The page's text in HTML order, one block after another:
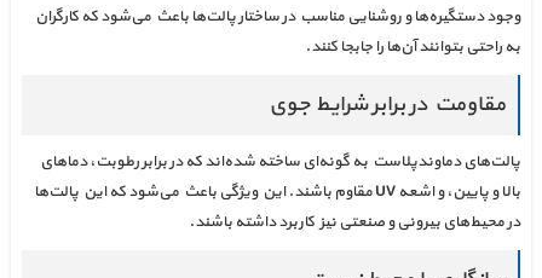
وجود دستگیره‌ها و روشنایی مناسب در ساختار پالت‌ها باعث می‌شود که کارگران
به راحتی بتوانند آن‌ها را جابجا کنند.
مقاومت در برابر شرایط جوی
پالت‌های دماوندپلاست به گونه‌ای ساخته شده‌اند که در برابر رطوبت، دماهای
بالا و پایین، و اشعه UV مقاوم باشند. این ویژگی باعث می‌شود که این پالت‌ها
در محیط‌های بیرونی و صنعتی نیز کاربرد داشته باشند.